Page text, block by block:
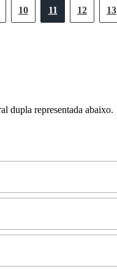
10 11 12 13
dupla representada abaixo.